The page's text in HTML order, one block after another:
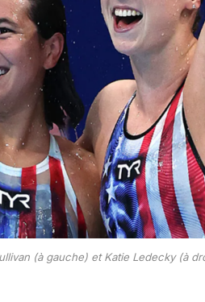
(à gauche) et Katie Ledecky (à